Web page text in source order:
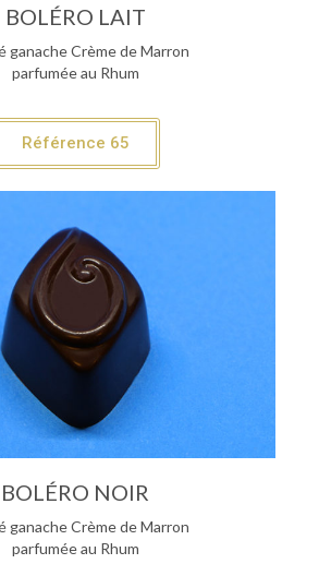
BOLÉRO LAIT
ganache Crème de Marron
parfumée au Rhum
Référence 65
BOLÉRO NOIR
ganache Crème de Marron
parfumée au Rhum